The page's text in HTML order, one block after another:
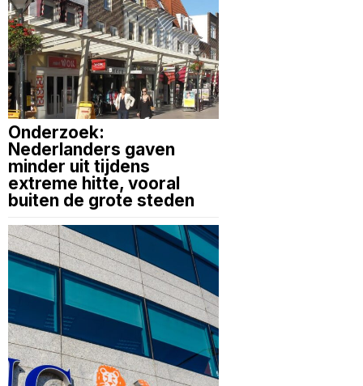
Onderzoek:
Nederlanders gaven
minder uit tijdens
extreme hitte, vooral
buiten de grote steden